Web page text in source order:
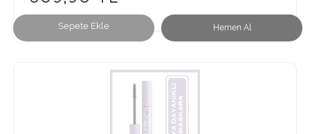
Sepete Ekle Hemen Al